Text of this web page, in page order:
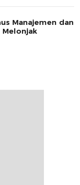
Manajemen dan